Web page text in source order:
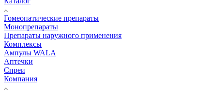
Гомеопатические препараты
Монопрепараты
Препараты наружного применения
Комплексы
Ампулы WALA
Аптечки
Спреи
Компания